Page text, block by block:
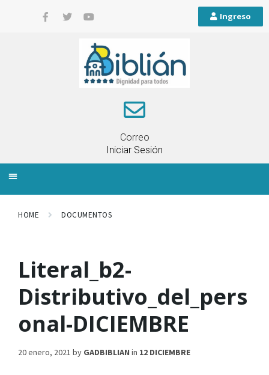
Ingreso
Correo
Iniciar Sesión
HOME DOCUMENTOS
Literal_b2-
Distributivo_del_pers
onal-DICIEMBRE
20 enero, 2021 by GADBIBLIAN in 12 DICIEMBRE